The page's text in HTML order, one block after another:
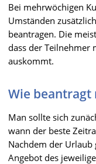
Bei mehrwöchigen
Umständen
beantragen. Die
dass der Teilnehmer
auskommt.
Wie beantragt
Man sollte sich
wann der beste
Nachdem der
Angebot des